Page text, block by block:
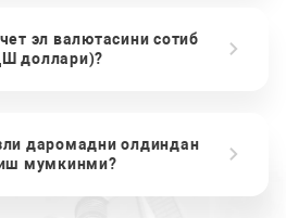
эл валютасини сотиб
доллари)?
даромадни олдиндан
мумкинми?